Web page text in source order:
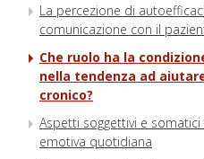
La percezione di
comunicazione con il
Che ruolo ha la
nella tendenza ad
cronico?
Aspetti soggettivi e somatici
emotiva quotidiana